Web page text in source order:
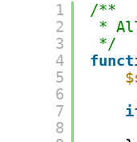
1
2
3
4
5
6
7
8
/**
*
*/